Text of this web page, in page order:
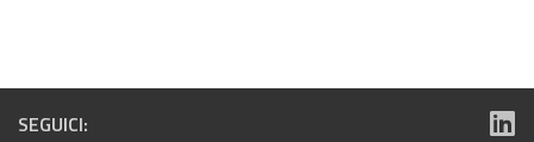
SEGUICI: